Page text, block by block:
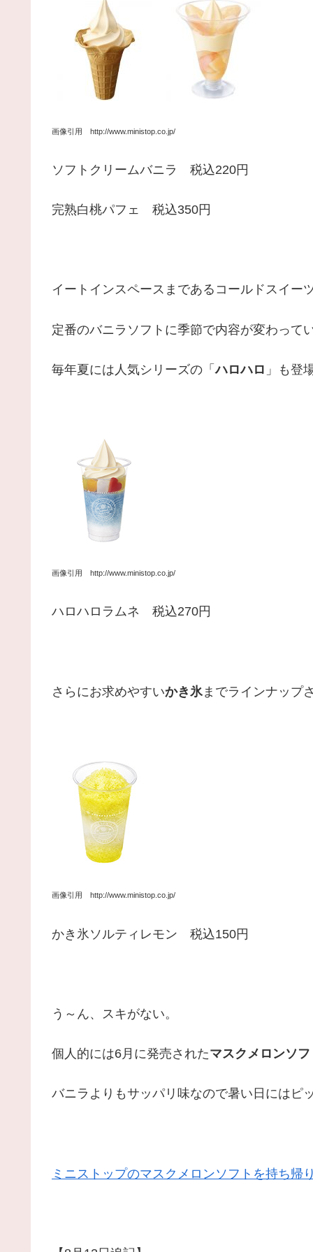
画像引用 http://www.ministop.co.jp/
ソフトクリームバニラ 税込220円
完熟白桃パフェ 税込350円
イートインスペースまであるコールドスイー
定番のバニラソフトに季節で内容が変わって
毎年夏には人気シリーズの「ハロハロ 」も登
画像引用 http://www.ministop.co.jp/
ハロハロラムネ 税込270円
さらにお求めやすいかき氷までラインナップ
画像引用 http://www.ministop.co.jp/
かき氷ソルティレモン 税込150円
う～ん、スキがない。
個人的には6月に発売されたマスクメロンソフ
バニラよりもサッパリ味なので暑い日にはピッ
ミニストップのマスクメロンソフトを持ち帰